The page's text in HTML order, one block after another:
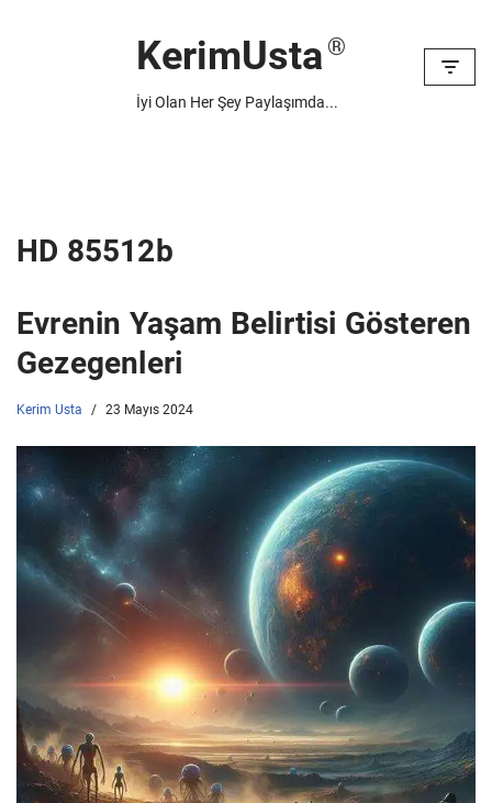
KerimUsta
İyi Olan Her Şey Paylaşımda...
HD 85512b
Evrenin Yaşam Belirtisi Gösteren
Gezegenleri
Kerim Usta 23 Mayıs 2024